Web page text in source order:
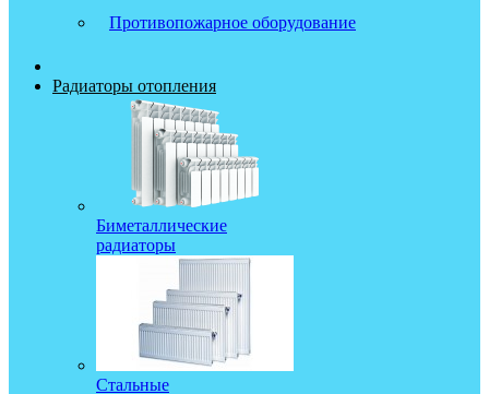
Противопожарное оборудование
Радиаторы отопления
Биметаллические
радиаторы
Стальные